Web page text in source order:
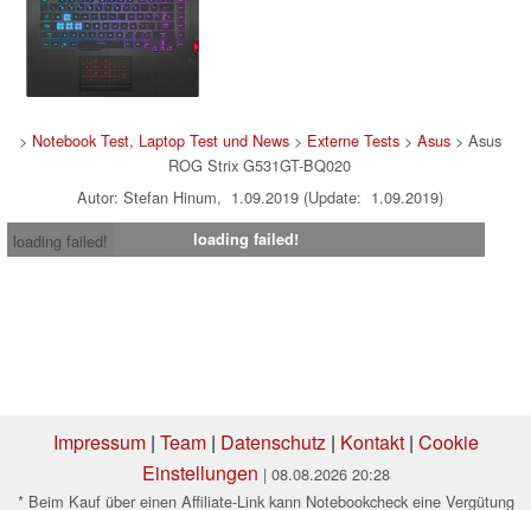
> Notebook Test, Laptop Test und News> Externe Tests> Asus> Asus
ROG Strix G531GT-BQ020
Autor: Stefan Hinum, 1.09.2019 (Update: 1.09.2019)
loading failed!
loading failed!
Impressum| Team| Datenschutz| Kontakt| Cookie
Einstellungen | 08.08.2026 20:28
* Beim Kauf über einen Affiliate-Link kann Notebookcheck eine Vergütung